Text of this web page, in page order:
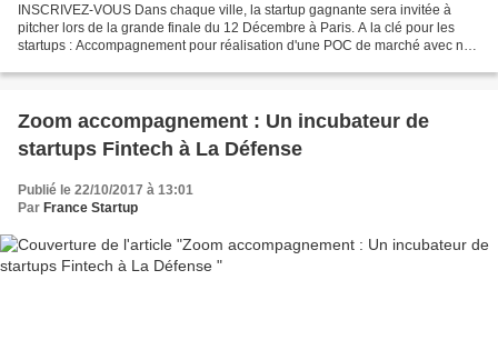
INSCRIVEZ-VOUS Dans chaque ville, la startup gagnante sera invitée à
pitcher lors de la grande finale du 12 Décembre à Paris. A la clé pour les
startups : Accompagnement pour réalisation d'une POC de marché avec nos
Zoom accompagnement : Un incubateur de
startups Fintech à La Défense
Publié le 22/10/2017 à 13:01
Par France Startup